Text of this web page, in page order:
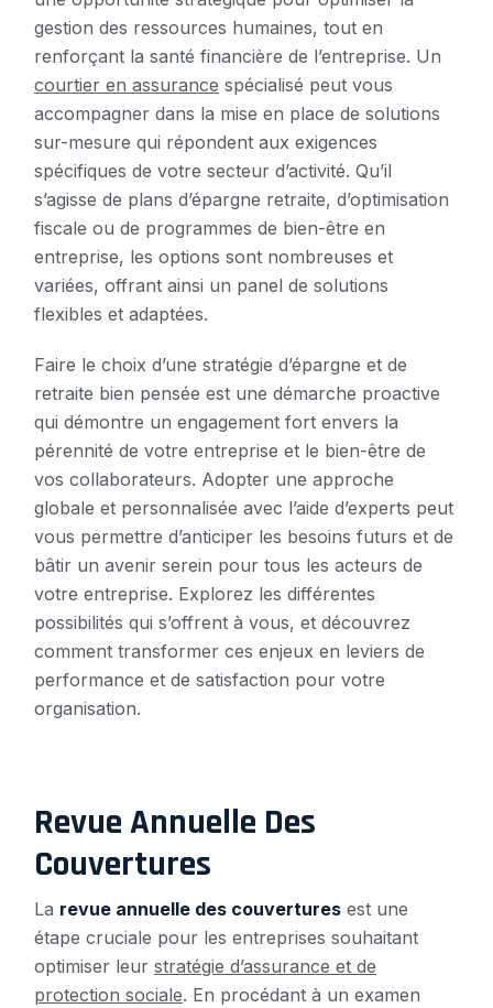
gestion des ressources humaines, tout en
renforçant la santé financière de l’entreprise. Un
courtier en assurance spécialisé peut vous
accompagner dans la mise en place de solutions
sur-mesure qui répondent aux exigences
spécifiques de votre secteur d’activité. Qu’il
s’agisse de plans d’épargne retraite, d’optimisation
fiscale ou de programmes de bien-être en
entreprise, les options sont nombreuses et
variées, offrant ainsi un panel de solutions
flexibles et adaptées.
Faire le choix d’une stratégie d’épargne et de
retraite bien pensée est une démarche proactive
qui démontre un engagement fort envers la
pérennité de votre entreprise et le bien-être de
vos collaborateurs. Adopter une approche
globale et personnalisée avec l’aide d’experts peut
vous permettre d’anticiper les besoins futurs et de
bâtir un avenir serein pour tous les acteurs de
votre entreprise. Explorez les différentes
possibilités qui s’offrent à vous, et découvrez
comment transformer ces enjeux en leviers de
performance et de satisfaction pour votre
organisation.
Revue Annuelle Des
Couvertures
La revue annuelle des couvertures est une
étape cruciale pour les entreprises souhaitant
optimiser leur stratégie d’assurance et de
protection sociale. En procédant à un examen